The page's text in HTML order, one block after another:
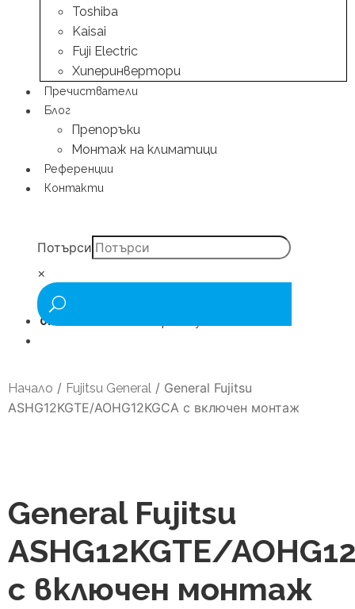
Toshiba
Kaisai
Fuji Electric
Хиперинвертори
Пречистватели
Блог
Препоръки
Монтаж на климатици
Референции
Контакти
Потърси
×
0.00
Начало / Fujitsu General / General Fujitsu
ASHG12KGTE/AOHG12KGCA с включен монтаж
General Fujitsu
ASHG12KGTE/
с включен монтаж